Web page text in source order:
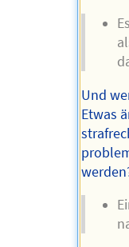
Und
Etwas